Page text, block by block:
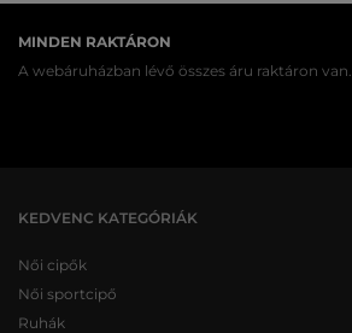
MINDEN RAKTÁRON
A webáruházban lévő összes áru raktáron van.
KEDVENC KATEGÓRIÁK
Női cipők
Női sportcipő
Ruhák